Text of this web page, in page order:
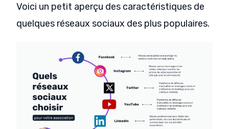
Voici un petit aperçu des caractéristiques de
quelques réseaux sociaux des plus populaires.